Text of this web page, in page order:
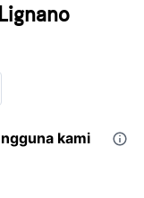
kami